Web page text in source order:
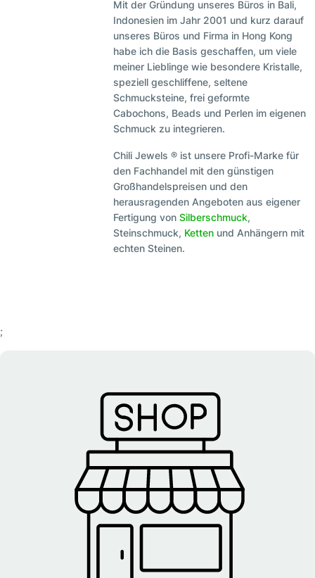
Mit der Gründung unseres Büros in Bali,
Indonesien im Jahr 2001 und kurz darauf
unseres Büros und Firma in Hong Kong
habe ich die Basis geschaffen, um viele
meiner Lieblinge wie besondere Kristalle,
speziell geschliffene, seltene
Schmucksteine, frei geformte
Cabochons, Beads und Perlen im eigenen
Schmuck zu integrieren.
Chili Jewels ® ist unsere Profi-Marke für
den Fachhandel mit den günstigen
Großhandelspreisen und den
herausragenden Angeboten aus eigener
Fertigung vonSilberschmuck,
Steinschmuck, Ketten und Anhängern mit
echten Steinen.
;